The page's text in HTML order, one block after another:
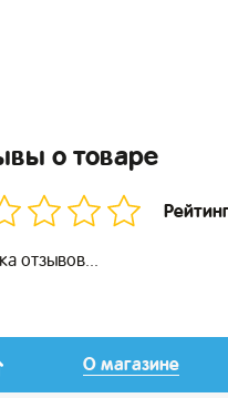
о товаре
отзывов...
О магазине